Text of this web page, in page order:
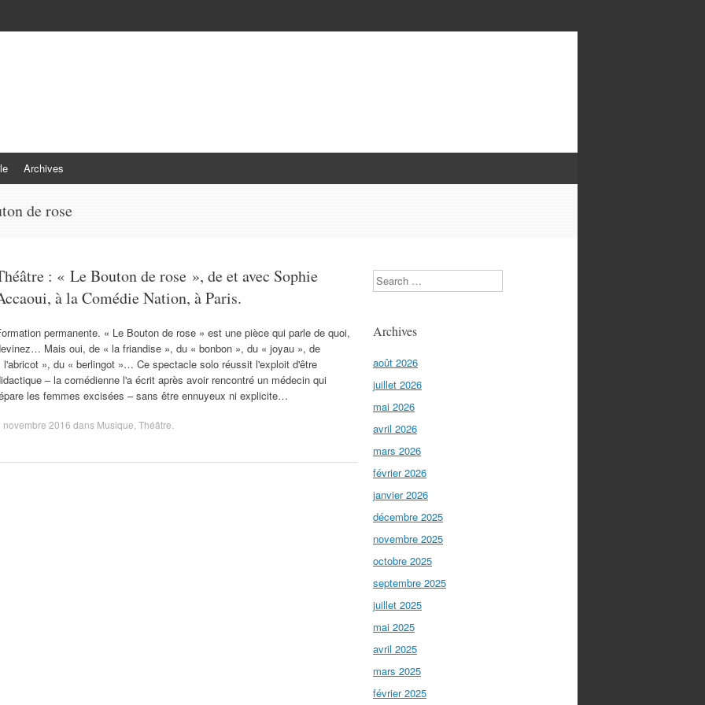
Archives
de rose
: « Le Bouton de rose », de et avec Sophie
à la Comédie Nation, à Paris.
permanente. « Le Bouton de rose » est une pièce qui parle de quoi,
Mais oui, de « la friandise », du « bonbon », du « joyau », de
l'abricot », du « berlingot »… Ce spectacle solo réussit l'exploit d'être
– la comédienne l'a écrit après avoir rencontré un médecin qui
les femmes excisées – sans être ennuyeux ni explicite…
novembre 2016 dans Musique Théâtre
Search
Archives
août 2026
juillet 2026
mai 2026
avril 2026
mars 2026
février 2026
janvier 2026
décembre 2025
novembre 2025
octobre 2025
septembre 2025
juillet 2025
mai 2025
avril 2025
mars 2025
février 2025